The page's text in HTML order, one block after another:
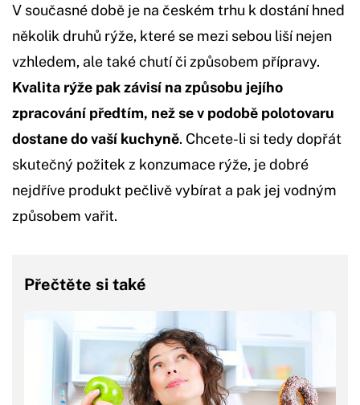
V současné době je na českém trhu k dostání hned
několik druhů rýže, které se mezi sebou liší nejen
vzhledem, ale také chutí či způsobem přípravy.
Kvalita rýže pak závisí na způsobu jejího
zpracování předtím, než se v podobě polotovaru
dostane do vaší kuchyně. Chcete-li si tedy dopřát
skutečný požitek z konzumace rýže, je dobré
nejdříve produkt pečlivě vybírat a pak jej vodným
způsobem vařit.
Přečtěte si také